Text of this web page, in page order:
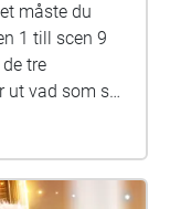
måste du
1 till scen 9
tre
vad som ska
kommer
men det lönar